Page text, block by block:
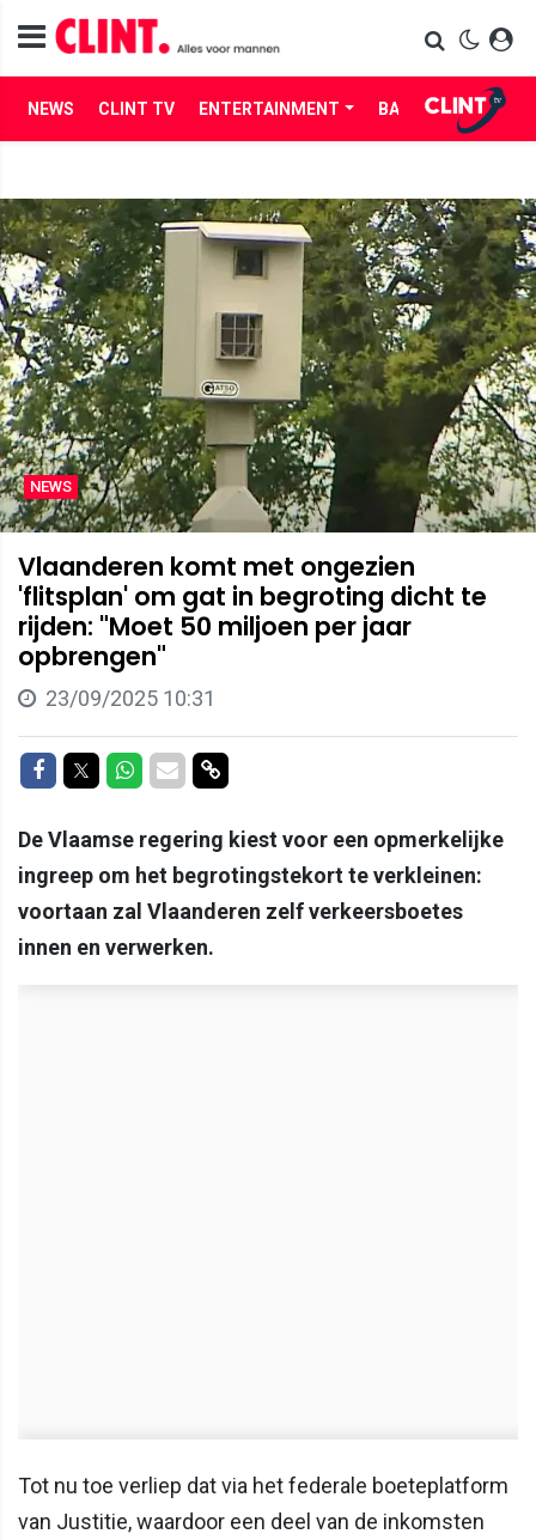
NEWS CLINT TV ENTERTAINMENT BABES LIFE
NEWS
Vlaanderen komt met ongezien
'flitsplan' om gat in begroting dicht te
rijden: "Moet 50 miljoen per jaar
opbrengen"
23/09/2025 10:31
Delen op Facebook
Delen op Twitter
Delen op Whatsapp
Delen via Mail
Delen via link
De Vlaamse regering kiest voor een opmerkelijke
ingreep om het begrotingstekort te verkleinen:
voortaan zal Vlaanderen zelf verkeersboetes
innen en verwerken.
Tot nu toe verliep dat via het federale boeteplatform
van Justitie, waardoor een deel van de inkomsten